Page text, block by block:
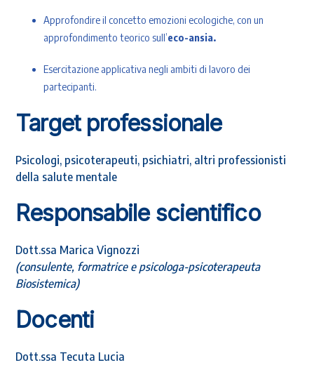
Approfondire il concetto emozioni ecologiche, con un
approfondimento teorico sull’eco-ansia.
Esercitazione applicativa negli ambiti di lavoro dei
partecipanti.
Target professionale
Psicologi, psicoterapeuti, psichiatri, altri professionisti
della salute mentale
Responsabile scientifico
Dott.ssa Marica Vignozzi
(consulente, formatrice e psicologa-psicoterapeuta
Biosistemica)
Docenti
Dott.ssa Tecuta Lucia